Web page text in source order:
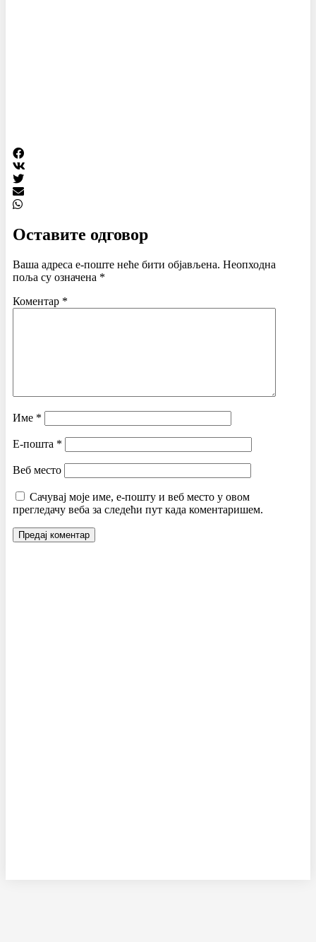
Оставите одговор
Ваша адреса е-поште неће бити објављена. Неопходна
поља су означена *
Коментар *
Име *
Е-пошта *
Веб место
Сачувај моје име, е-пошту и веб место у овом
прегледачу веба за следећи пут када коментаришем.